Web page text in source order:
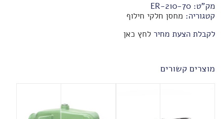
מק"ט: 70-ER-210
קטגוריה: מחסן חלקי חילוף
לקבלת הצעת מחיר לחץ כאן
מוצרים קשורים